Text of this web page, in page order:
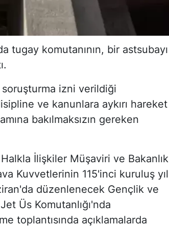
tugay komutanının, bir astsubayı
soruşturma izni verildiği
ve kanunlara aykırı hareket
bakılmaksızın gereken
İlişkiler Müşaviri ve Bakanlık
Kuvvetlerinin 115'inci kuruluş yıl
düzenlenecek Gençlik ve
Üs Komutanlığı'nda
toplantısında açıklamalarda